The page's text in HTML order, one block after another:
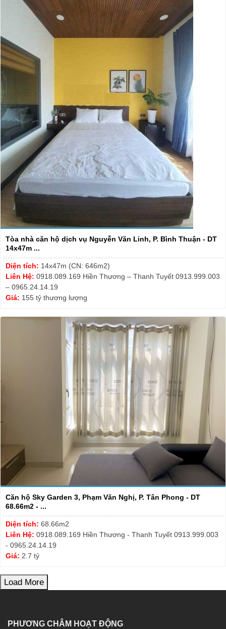
Tòa nhà căn hộ dịch vụ Nguyễn Văn Linh, P. Bình Thuận - DT
14x47m ...
Diện tích: 14x47m (CN: 646m2)
Liên Hệ: 0918.089.169 Hiền Thương – Thanh Tuyết 0913.999.003
– 0965.24.14.19
Giá: 155 tỷ thương lượng
Căn hộ Sky Garden 3, Phạm Văn Nghị, P. Tân Phong - DT
68.66m2 - ...
Diện tích: 68.66m2
Liên Hệ: 0918.089.169 Hiền Thương - Thanh Tuyết 0913.999.003
- 0965.24.14.19
Giá: 2.7 tỷ
Load More
PHƯƠNG CHÂM HOẠT ĐỘNG